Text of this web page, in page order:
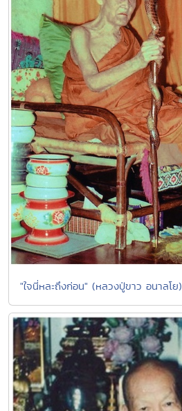
"ใจนี่หละถึงก่อน" (หลวงปู่ขาว อนาลโย)